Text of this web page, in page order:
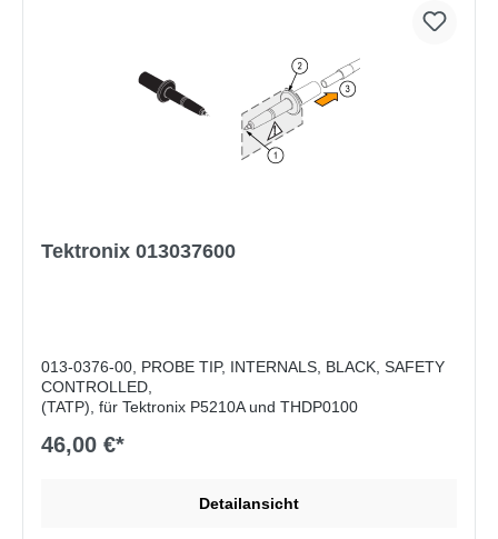
Tektronix 013037600
013-0376-00, PROBE TIP, INTERNALS, BLACK, SAFETY
CONTROLLED,
(TATP), für Tektronix P5210A und THDP0100
46,00 €*
Detailansicht